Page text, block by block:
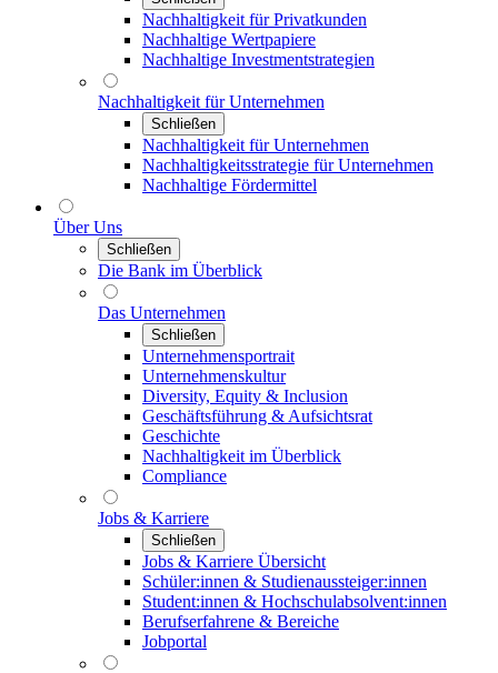
Nachhaltigkeit für Privatkunden
Nachhaltige Wertpapiere
Nachhaltige Investmentstrategien
Nachhaltigkeit für Unternehmen
Schließen
Nachhaltigkeit für Unternehmen
Nachhaltigkeitsstrategie für Unternehmen
Nachhaltige Fördermittel
Über Uns
Schließen
Die Bank im Überblick
Das Unternehmen
Schließen
Unternehmensportrait
Unternehmenskultur
Diversity, Equity & Inclusion
Geschäftsführung & Aufsichtsrat
Geschichte
Nachhaltigkeit im Überblick
Compliance
Jobs & Karriere
Schließen
Jobs & Karriere Übersicht
Schüler:innen & Studienaussteiger:innen
Student:innen & Hochschulabsolvent:innen
Berufserfahrene & Bereiche
Jobportal